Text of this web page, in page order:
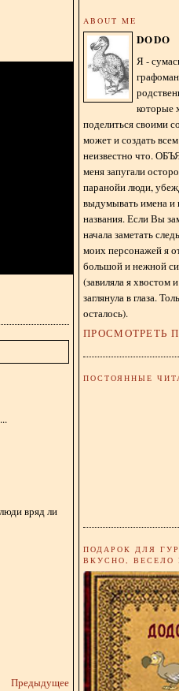
вряд ли
Предыдущее
ABOUT ME
DODO
Я -
которые
поделиться своими
может и создать
неизвестно что.
меня запугали
паранойи люди,
выдумывать имена и
названия. Если Вы
начала заметать
моих персонажей я
большой и нежной
(завиляла я хвостом
заглянула в глаза.
осталось).
ПРОСМОТРЕТЬ
ПОСТОЯННЫЕ
ПОДАРОК ДЛЯ
ВКУСНО, ВЕСЕЛО